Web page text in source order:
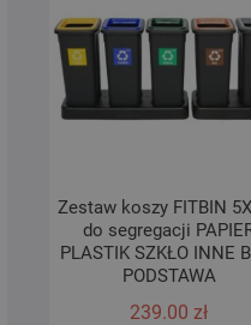
Zestaw koszy FITBIN
do segregacji
PLASTIK SZKŁO INNE
PODSTAWA
239.00 zł